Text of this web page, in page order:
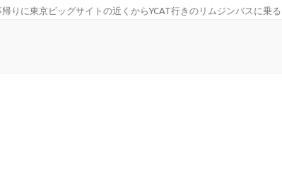
りに東京ビッグサイトの近くからYCAT行きのリムジンバスに乗